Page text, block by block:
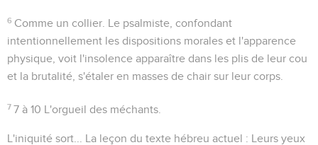
6 Comme un collier . Le psalmiste, confondant
intentionnellement les dispositions morales et l'apparence
physique, voit l'insolence apparaître dans les plis de leur cou
et la brutalité, s'étaler en masses de chair sur leur corps.
7 7 à 10 L'orgueil des méchants.
L'iniquité sort... La leçon du texte hébreu actuel : Leurs yeux